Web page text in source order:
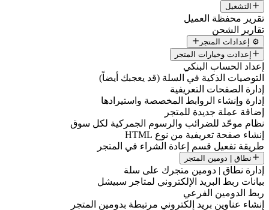
التشغيل
تقرير محفظة العميل
تقارير الشحن
⚙️ إعدادات المتجر
إعدادت وخيارات المتجر
إعداد الحساب البنكي
التوصيات الذكية في السلة (قد يعجبك أيضاً)
إدارة الصفحات التعريفية
إدارة وإنشاء الروابط المخصصة واستيرادها
إضافة عملة جديدة للمتجر
نظام موحّد للضرائب والرسوم الجمركية لكل سوق
إنشاء صفحة تعريفية من نوع HTML
طريقة تفعيل قسم إعادة الشراء في المتجر
نطاق | دومين المتجر
إدارة نطاق | دومين متجرك على سلة
بيانات ربط البريد الإلكتروني لمتاجر سبيشل
ربط الدومين الفرعي
إنشاء عناوين بريد إلكتروني مرتبطة بدومين المتجر